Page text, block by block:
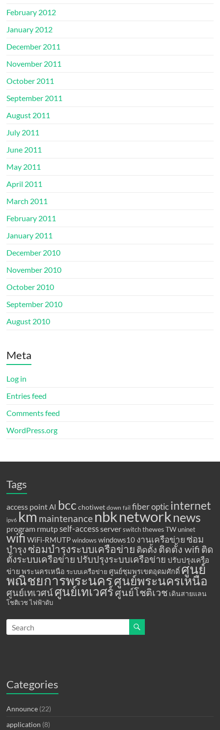
February 2012
January 2012
December 2011
November 2011
October 2011
September 2011
August 2011
July 2011
June 2011
May 2011
April 2011
March 2011
February 2011
January 2011
December 2010
November 2010
October 2010
September 2010
August 2010
Meta
Log in
Entries feed
Comments feed
WordPress.org
Tags
access pointAI bcc chotiwet down fail fiber opticinternet
ipv6 km maintenance nbknetworknews
program rmutpself-accessserver switch thewes TW uninet
wifi WiFi-RMUTP windows windows10 งานเครือข่าย ซ่อม
บำรุง ซ่อมบำรุงระบบเครือข่าย ติดตั้ง ติดตั้ง wifi ติด
ตั้งระบบเครือข่าย ปรับปรุงระบบเครือข่าย ปรับปรุงเครือ
ข่าย พระนครเหนือ ระบบเครือข่าย ศูนย์ชุมพรเขตอุดมศักดิ์ ศูนย์
พณิชยการพระนครศูนย์พระนครเหนือ
ศูนย์เทเวศน์ ศูนย์เทเวศร์ศูนย์โชติเวช เดินสายแลน
โชติเวช ไฟฟ้าดับ
Categories
Announce (22)
application (8)